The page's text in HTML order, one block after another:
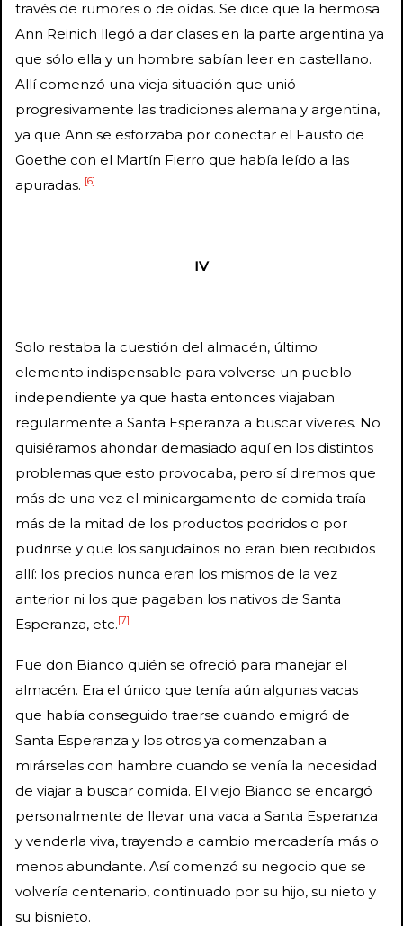
través de rumores o de oídas. Se dice que la hermosa
Ann Reinich llegó a dar clases en la parte argentina ya
que sólo ella y un hombre sabían leer en castellano.
Allí comenzó una vieja situación que unió
progresivamente las tradiciones alemana y argentina,
ya que Ann se esforzaba por conectar el Fausto de
Goethe con el Martín Fierro que había leído a las
apuradas. [6]
IV
Solo restaba la cuestión del almacén, último
elemento indispensable para volverse un pueblo
independiente ya que hasta entonces viajaban
regularmente a Santa Esperanza a buscar víveres. No
quisiéramos ahondar demasiado aquí en los distintos
problemas que esto provocaba, pero sí diremos que
más de una vez el minicargamento de comida traía
más de la mitad de los productos podridos o por
pudrirse y que los sanjudaínos no eran bien recibidos
allí: los precios nunca eran los mismos de la vez
anterior ni los que pagaban los nativos de Santa
Esperanza, etc.[7]
Fue don Bianco quién se ofreció para manejar el
almacén. Era el único que tenía aún algunas vacas
que había conseguido traerse cuando emigró de
Santa Esperanza y los otros ya comenzaban a
mirárselas con hambre cuando se venía la necesidad
de viajar a buscar comida. El viejo Bianco se encargó
personalmente de llevar una vaca a Santa Esperanza
y venderla viva, trayendo a cambio mercadería más o
menos abundante. Así comenzó su negocio que se
volvería centenario, continuado por su hijo, su nieto y
su bisnieto.